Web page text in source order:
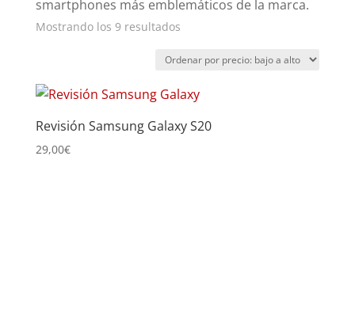
smartphones más emblemáticos de la marca.
Mostrando los 9 resultadosOrdenado
precio:
bajo
alto
Revisión Samsung Galaxy S20
29,00€